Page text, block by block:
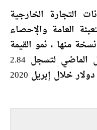
التجارة الخارجية
العامة والإحصاء
منها ، نمو القيمة
الإجمالية للصادرات خلال إبريل الماضي لتسجل 2.84
مليار دولار في مقابل 1.93 مليار دولار خلال إبريل 2020